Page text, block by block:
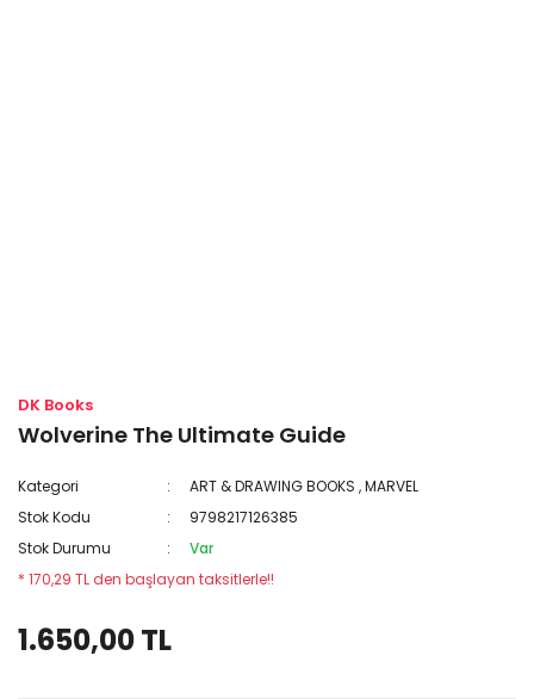
DK Books
Wolverine The Ultimate Guide
Kategori ART & DRAWING BOOKS ,MARVEL
Stok Kodu
9798217126385
Stok Durumu
Var
* 170,29 TL den başlayan taksitlerle!!
1.650,00 TL